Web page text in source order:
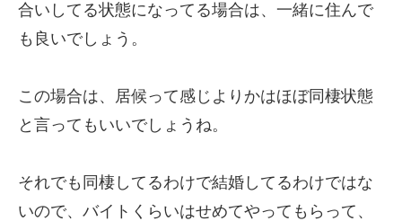
合いしてる状態になってる場合は、一緒に住んで
も良いでしょう。
この場合は、居候って感じよりかはほぼ同棲状態
と言ってもいいでしょうね。
それでも同棲してるわけで結婚してるわけではな
いので、バイトくらいはせめてやってもらって、